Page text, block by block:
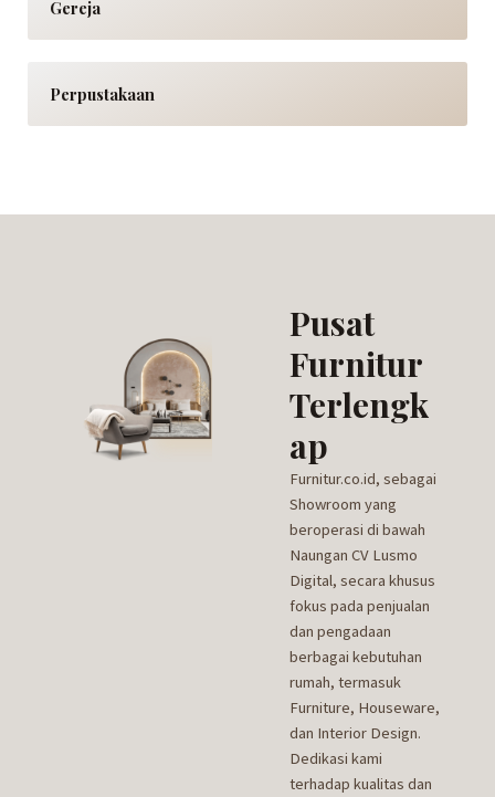
Gereja
Perpustakaan
Pusat
Furnitur
Terlengk
ap
Furnitur.co.id, sebagai
Showroom yang
beroperasi di bawah
Naungan CV Lusmo
Digital, secara khusus
fokus pada penjualan
dan pengadaan
berbagai kebutuhan
rumah, termasuk
Furniture, Houseware,
dan Interior Design.
Dedikasi kami
terhadap kualitas dan